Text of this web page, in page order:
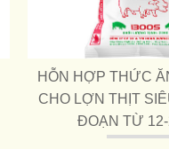
HỖN HỢP THỨC
CHO LỢN THỊT
ĐOẠN TỪ